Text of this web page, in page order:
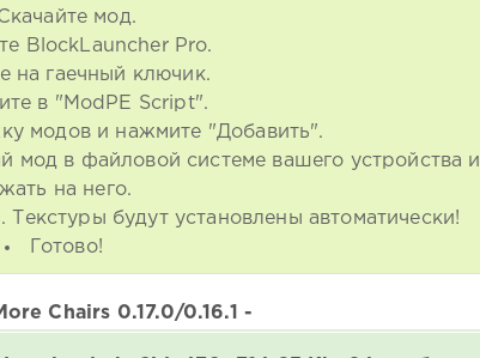
мод.
BlockLauncher Pro.
на гаечный ключик.
в "ModPE Script".
модов и нажмите "Добавить".
мод в файловой системе вашего устройства и
на него.
будут установлены автоматически!
Готово!
Chairs 0.17.0/0.16.1 -